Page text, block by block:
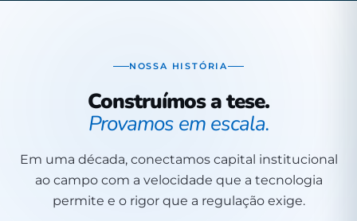
NOSSA HISTÓRIA
Construímos a tese.
Provamos em escala.
Em uma década, conectamos capital institucional
ao campo com a velocidade que a tecnologia
permite e o rigor que a regulação exige.